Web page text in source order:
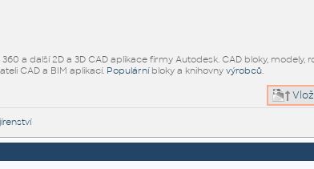
a další 2D a 3D CAD aplikace firmy Autodesk. CAD bloky, modely,
CAD a BIM aplikací. Populárníbloky a knihovny výrobců.